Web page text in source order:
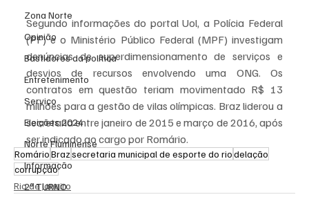
Zona Norte
Opinião
Bastidores da política
Entretenimento
Serviço
Eleições 2024
Norte Fluminense
Informação
2º TURNO
Segundo informações do portal Uol, a Polícia Federal
(PF) e o Ministério Público Federal (MPF) investigam
denúncias de superdimensionamento de serviços e
desvios de recursos envolvendo uma ONG. Os
contratos em questão teriam movimentado R$ 13
milhões para a gestão de vilas olímpicas. Braz liderou a
secretaria entre janeiro de 2015 e março de 2016, após
ser indicado ao cargo por Romário.
RomárioBrazsecretaria municipal de esporte do riodelação
corrupção
Rio de Janeiro